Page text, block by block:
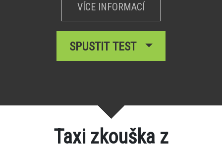
VÍCE INFORMACÍ
SPUSTIT TEST
Taxi zkouška z